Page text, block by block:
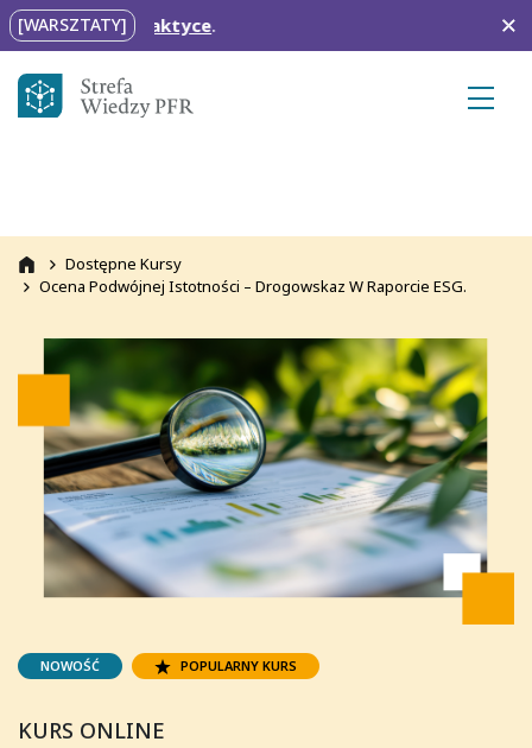
Przejdź do treści
[WARSZTATY] Nowe
Ścieżka nawigacyjna
Przejdź na stronę główną
Dostępne Kursy
Ocena Podwójnej Istotności – Drogowskaz W Raporcie ESG.
NOWOŚĆ POPULARNY KURS
KURS ONLINE